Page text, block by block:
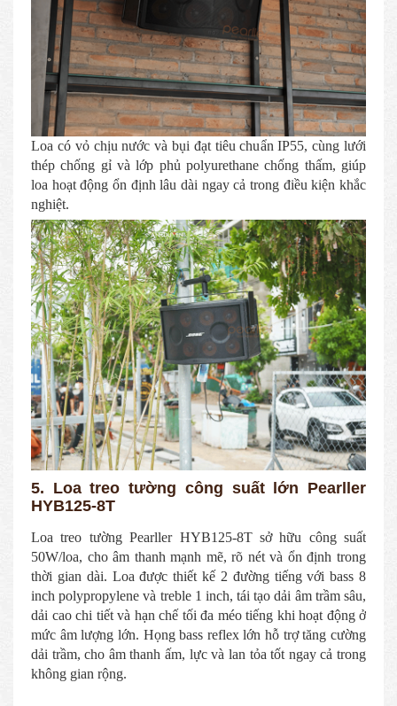
Loa có vỏ chịu nước và bụi đạt tiêu chuẩn IP55, cùng lưới
thép chống gỉ và lớp phủ polyurethane chống thấm, giúp
loa hoạt động ổn định lâu dài ngay cả trong điều kiện khắc
nghiệt.
5. Loa treo tường công suất lớn Pearller
HYB125-8T
Loa treo tường Pearller HYB125-8T sở hữu công suất
50W/loa, cho âm thanh mạnh mẽ, rõ nét và ổn định trong
thời gian dài. Loa được thiết kế 2 đường tiếng với bass 8
inch polypropylene và treble 1 inch, tái tạo dải âm trầm sâu,
dải cao chi tiết và hạn chế tối đa méo tiếng khi hoạt động ở
mức âm lượng lớn. Họng bass reflex lớn hỗ trợ tăng cường
dải trầm, cho âm thanh ấm, lực và lan tỏa tốt ngay cả trong
không gian rộng.